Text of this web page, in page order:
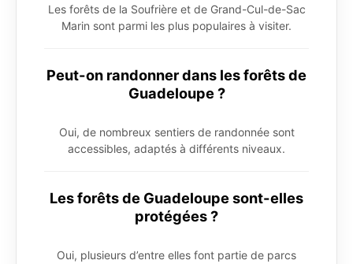
Les forêts de la Soufrière et de Grand-Cul-de-Sac
Marin sont parmi les plus populaires à visiter.
Peut-on randonner dans les forêts de
Guadeloupe ?
Oui, de nombreux sentiers de randonnée sont
accessibles, adaptés à différents niveaux.
Les forêts de Guadeloupe sont-elles
protégées ?
Oui, plusieurs d’entre elles font partie de parcs